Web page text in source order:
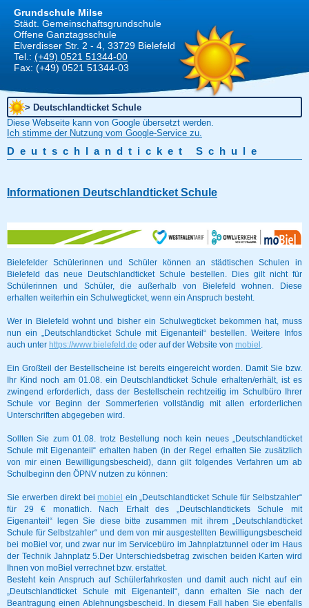
Grundschule Milse
Städt. Gemeinschaftsgrundschule
Offene Ganztagsschule
Elverdisser Str. 2 - 4, 33729 Bielefeld
Tel.: (+49) 0521 51344-00
Fax: (+49) 0521 51344-03
Diese Webseite kann von Google übersetzt werden.
Ich stimme der Nutzung vom Google-Service zu.
Deutschlandticket Schule
Informationen Deutschlandticket Schule
Bielefelder Schülerinnen und Schüler können an städtischen Schulen in
Bielefeld das neue Deutschlandticket Schule bestellen. Dies gilt nicht für
Schülerinnen und Schüler, die außerhalb von Bielefeld wohnen. Diese
erhalten weiterhin ein Schulwegticket, wenn ein Anspruch besteht.
Wer in Bielefeld wohnt und bisher ein Schulwegticket bekommen hat, muss
nun ein „Deutschlandticket Schule mit Eigenanteil“ bestellen. Weitere Infos
auch unter https://www.bielefeld.de oder auf der Website von mobiel
Ein Großteil der Bestellscheine ist bereits eingereicht worden. Damit Sie bzw.
Ihr Kind noch am 01.08. ein Deutschlandticket Schule erhalten/erhält, ist es
zwingend erforderlich, dass der Bestellschein rechtzeitig im Schulbüro Ihrer
Schule vor Beginn der Sommerferien vollständig mit allen erforderlichen
Unterschriften abgegeben wird.
Sollten Sie zum 01.08. trotz Bestellung noch kein neues „Deutschlandticket
Schule mit Eigenanteil“ erhalten haben (in der Regel erhalten Sie zusätzlich
von mir einen Bewilligungsbescheid), dann gilt folgendes Verfahren um ab
Schulbeginn den ÖPNV nutzen zu können:
Sie erwerben direkt beimobiel
ein „Deutschlandticket Schule für Selbstzahler“
für 29 € monatlich. Nach Erhalt des „Deutschlandtickets Schule mit
Eigenanteil“ legen Sie diese bitte zusammen mit ihrem „Deutschlandticket
Schule für Selbstzahler“ und dem von mir ausgestellten Bewilligungsbescheid
bei moBiel vor, und zwar nur im Servicebüro im Jahnplatztunnel oder im Haus
der Technik Jahnplatz 5.Der Unterschiedsbetrag zwischen beiden Karten wird
Ihnen von moBiel verrechnet bzw. erstattet.
Besteht kein Anspruch auf Schülerfahrkosten und damit auch nicht auf ein
„Deutschlandticket Schule mit Eigenanteil“, dann erhalten Sie nach der
Beantragung einen Ablehnungsbescheid. In diesem Fall haben Sie ebenfalls